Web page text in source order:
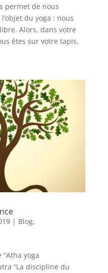
permet de nous
du yoga : nous
Alors, dans votre
êtes sur votre tapis,
| Blog,
yoga
“La discipline du